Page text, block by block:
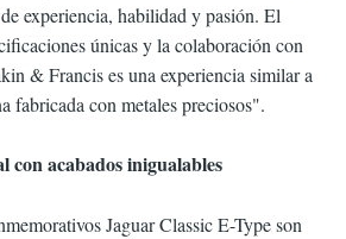
experiencia, habilidad y pasión. El
únicas y la colaboración con
& Francis es una experiencia similar a
fabricada con metales preciosos".
con acabados inigualables
Jaguar Classic E-Type son